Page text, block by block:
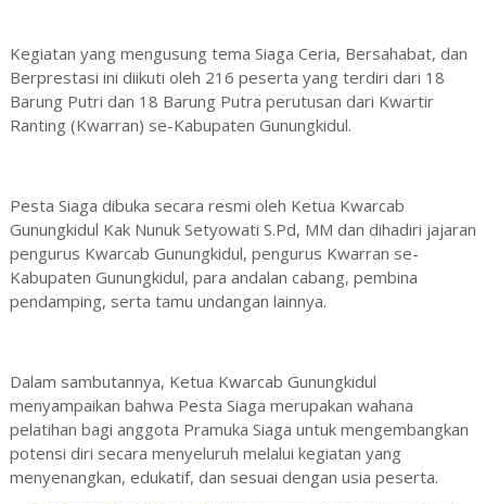
Kegiatan yang mengusung tema Siaga Ceria, Bersahabat, dan
Berprestasi ini diikuti oleh 216 peserta yang terdiri dari 18
Barung Putri dan 18 Barung Putra perutusan dari Kwartir
Ranting (Kwarran) se-Kabupaten Gunungkidul.
Pesta Siaga dibuka secara resmi oleh Ketua Kwarcab
Gunungkidul Kak Nunuk Setyowati S.Pd, MM dan dihadiri jajaran
pengurus Kwarcab Gunungkidul, pengurus Kwarran se-
Kabupaten Gunungkidul, para andalan cabang, pembina
pendamping, serta tamu undangan lainnya.
Dalam sambutannya, Ketua Kwarcab Gunungkidul
menyampaikan bahwa Pesta Siaga merupakan wahana
pelatihan bagi anggota Pramuka Siaga untuk mengembangkan
potensi diri secara menyeluruh melalui kegiatan yang
menyenangkan, edukatif, dan sesuai dengan usia peserta.